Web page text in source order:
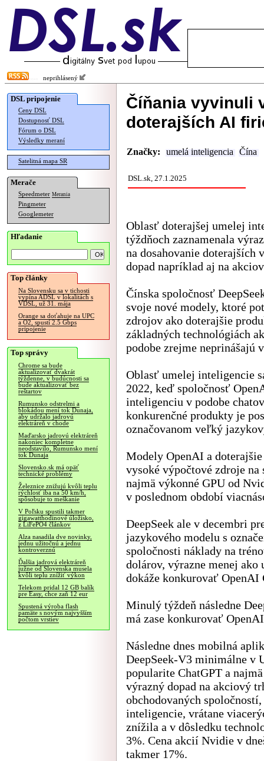
neprihlásený
DSL pripojenie
Ceny DSL
Dostupnosť DSL
Fórum o DSL
Výsledky meraní
Satelitná mapa SR
Merače
Speedmeter Merania
Pingmeter
Googlemeter
Hľadanie
Top články
Na Slovensku sa v tichosti
vypína ADSL v lokalitách s
VDSL, už 31. mája
Orange sa doťahuje na UPC
a O2, spustí 2.5 Gbps
pripojenie
Top správy
Chrome sa bude
aktualizovať dvakrát
týždenne, v budúcnosti sa
bude aktualizovať bez
reštartov
Rumunsko odstrelmi a
blokádou mení tok Dunaja,
aby udržalo jadrovú
elektráreň v chode
Maďarsko jadrovú elektráreň
nakoniec kompletne
neodstavilo, Rumunsko mení
tok Dunaja
Slovensko.sk má opäť
technické problémy
Železnice znižujú kvôli teplu
rýchlosť iba na 50 km/h,
spôsobuje to meškanie
V Poľsku spustili takmer
gigawatthodinové úložisko,
z LiFePO4 článkov
Alza nasadila dve novinky,
jednu užitočnú a jednu
kontroverznú
Ďalšia jadrová elektráreň
južne od Slovenska musela
kvôli teplu znížiť výkon
Telekom pridal 12 GB balík
pre Easy, chce zaň 12 eur
Spustená výroba flash
pamäte s novým najvyšším
počtom vrstiev
Číňania vyvinuli
doterajších AI
Značky: umelá inteligencia Čína
DSL.sk, 27.1.2025
Oblasť doterajšej umelej
týždňoch zaznamenala
na dosahovanie doterajších
dopad napríklad aj na
Čínska spoločnosť
svoje nové modely, ktoré
zdrojov ako doterajšie
základných technológiách
podobe zrejme neprinášajú
Oblasť umelej inteligencie
2022, keď spoločnosť
inteligenciu v podobe
konkurenčné produkty je
označovanom veľký
Modely OpenAI a
vysoké výpočtové zdroje
najmä výkonné GPU od
v poslednom období
DeepSeek ale v decembri
jazykového modelu s
spoločnosti náklady na
dolárov, výrazne menej
dokáže konkurovať OpenAI
Minulý týždeň následne
má zase konkurovať
Následne dnes mobilná
DeepSeek-V3 minimálne v
popularite ChatGPT a
výrazný dopad na akciový
obchodovaných
inteligencie, vrátane
znížila a v dôsledku
3%. Cena akcií Nvidie v
takmer 17%.